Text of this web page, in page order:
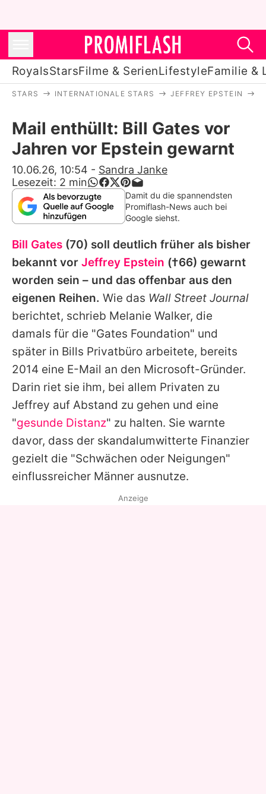
RoyalsStarsFilme & SerienLifestyleFamilie &
Stars
Filme & Serien
Lifestyle
Familie & Liebe
Alle Themen auf Promiflash
Jobs
App runterladen
Team
Redaktionelle Richtlinien
Impressum
Datenschutzerklärung
Nutzungsbedingungen
Utiq verwalten
STARS INTERNATIONALE STARS JEFFREY EPSTEIN
Mail enthüllt: Bill Gates vor
Jahren vor Epstein gewarnt
10.06.26, 10:54 - Sandra Janke
Lesezeit: 2 min
Damit du die spannendsten
Promiflash-News auch bei
Google siehst.
Bill Gates (70) soll deutlich früher als bisher
bekannt vor Jeffrey Epstein (†66) gewarnt
worden sein – und das offenbar aus den
eigenen Reihen. Wie das Wall Street Journal
berichtet, schrieb Melanie Walker, die
damals für die "Gates Foundation" und
später in Bills Privatbüro arbeitete, bereits
2014 eine E-Mail an den Microsoft-Gründer.
Darin riet sie ihm, bei allem Privaten zu
Jeffrey auf Abstand zu gehen und eine
"gesunde Distanz" zu halten. Sie warnte
davor, dass der skandalumwitterte Finanzier
gezielt die "Schwächen oder Neigungen"
einflussreicher Männer ausnutze.
Anzeige